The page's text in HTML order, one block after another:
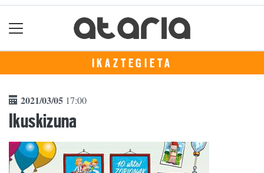
IKAZTEGIETA
2021/03/05 17:00
Ikuskizuna